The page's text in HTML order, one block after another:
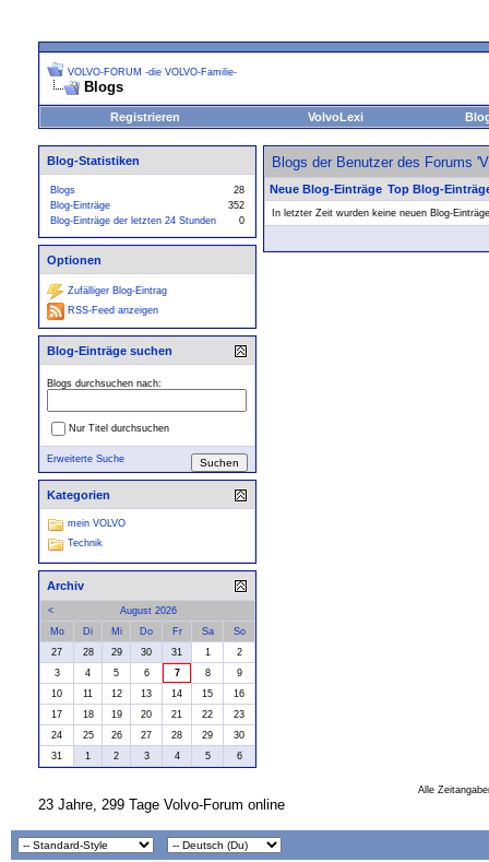
VOLVO-FORUM -die VOLVO-Familie-
Blogs
Registrieren VolvoLexi
Blogs der Benutzer des Forums
Neue Blog-Einträge Top Blog-
In letzter Zeit wurden keine neuen Blog-
Blog-Statistiken
Blogs
28
Blog-Einträge
352
Blog-Einträge der letzten 24 Stunden
0
Optionen
Zufälliger Blog-Eintrag
RSS-Feed anzeigen
Blog-Einträge suchen
Blogs durchsuchen nach:
Nur Titel durchsuchen
Erweiterte Suche
Kategorien
mein VOLVO
Technik
Archiv
<
August 2026
Mo
Di Mi Do Fr Sa
So
27
28 29 30 31 1
2
3
4 5 6 7 8
9
10
11 12 13 14 15
16
17
18 19 20 21 22
23
24
25 26 27 28 29
30
31
1 2 3 4 5 6
Alle
23 Jahre, 299 Tage Volvo-Forum online